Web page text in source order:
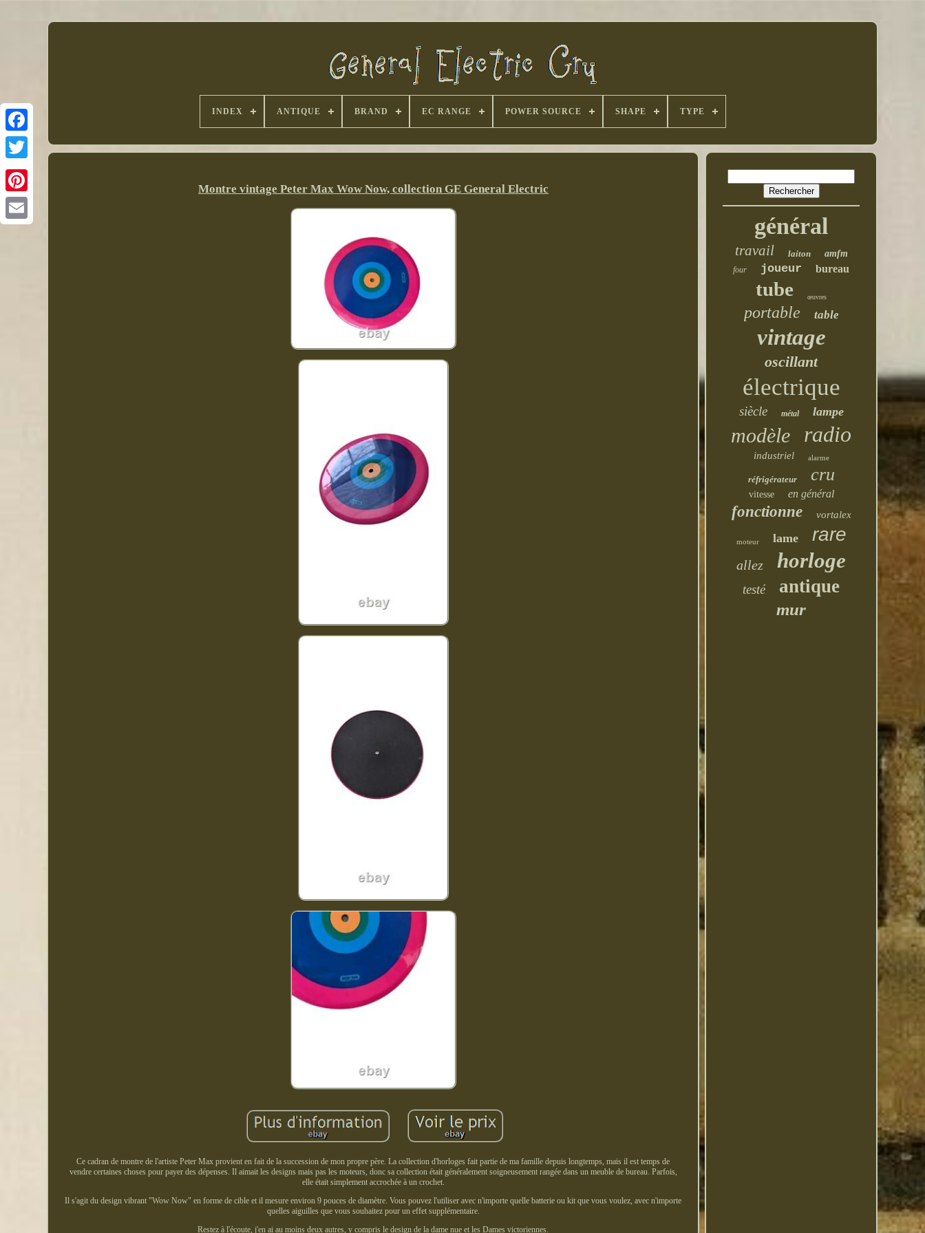
INDEX ANTIQUE BRAND EC RANGE POWER SOURCE SHAPE TYPE
Montre vintage Peter Max Wow Now, collection GE General Electric
Ce cadran de montre de l'artiste Peter Max provient en fait de la succession de mon propre père. La collection d'horloges fait partie de ma famille depuis longtemps, mais il est temps de
vendre certaines choses pour payer des dépenses. Il aimait les designs mais pas les moteurs, donc sa collection était généralement soigneusement rangée dans un meuble de bureau. Parfois,
elle était simplement accrochée à un crochet.
Il s'agit du design vibrant "Wow Now" en forme de cible et il mesure environ 9 pouces de diamètre. Vous pouvez l'utiliser avec n'importe quelle batterie ou kit que vous voulez, avec n'importe
quelles aiguilles que vous souhaitez pour un effet supplémentaire.
Restez à l'écoute, j'en ai au moins deux autres, y compris le design de la dame nue et les Dames victoriennes.
général
travail laiton amfm
four joueur bureau
tube œuvres
portable table
vintage
oscillant
électrique
siècle métal lampe
modèle radio
industriel alarme
réfrigérateur cru
vitesse en général
fonctionne vortalex
moteur lame rare
allez horloge
testé antique
mur